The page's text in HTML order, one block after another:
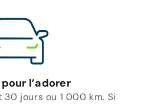
l’adorer
jours ou 1 000 km. Si